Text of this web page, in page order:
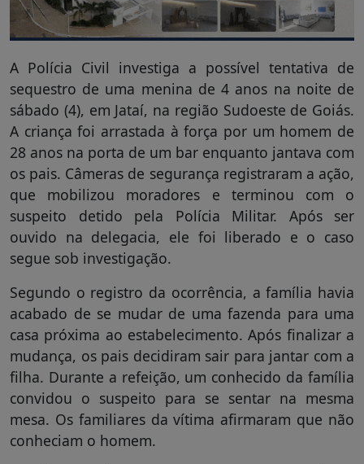
A Polícia Civil investiga a possível tentativa de
sequestro de uma menina de 4 anos na noite de
sábado (4), em Jataí, na região Sudoeste de Goiás.
A criança foi arrastada à força por um homem de
28 anos na porta de um bar enquanto jantava com
os pais. Câmeras de segurança registraram a ação,
que mobilizou moradores e terminou com o
suspeito detido pela Polícia Militar. Após ser
ouvido na delegacia, ele foi liberado e o caso
segue sob investigação.
Segundo o registro da ocorrência, a família havia
acabado de se mudar de uma fazenda para uma
casa próxima ao estabelecimento. Após finalizar a
mudança, os pais decidiram sair para jantar com a
filha. Durante a refeição, um conhecido da família
convidou o suspeito para se sentar na mesma
mesa. Os familiares da vítima afirmaram que não
conheciam o homem.